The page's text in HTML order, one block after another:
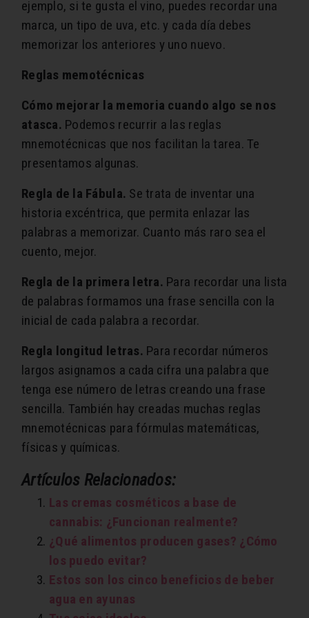
ejemplo, si te gusta el vino, puedes recordar una
marca, un tipo de uva, etc. y cada día debes
memorizar los anteriores y uno nuevo.
Reglas memotécnicas
Cómo mejorar la memoria cuando algo se nos
atasca. Podemos recurrir a las reglas
mnemotécnicas que nos facilitan la tarea. Te
presentamos algunas.
Regla de la Fábula. Se trata de inventar una
historia excéntrica, que permita enlazar las
palabras a memorizar. Cuanto más raro sea el
cuento, mejor.
Regla de la primera letra. Para recordar una lista
de palabras formamos una frase sencilla con la
inicial de cada palabra a recordar.
Regla longitud letras. Para recordar números
largos asignamos a cada cifra una palabra que
tenga ese número de letras creando una frase
sencilla. También hay creadas muchas reglas
mnemotécnicas para fórmulas matemáticas,
físicas y químicas.
Artículos Relacionados:
Las cremas cosméticos a base de
cannabis: ¿Funcionan realmente?
¿Qué alimentos producen gases? ¿Cómo
los puedo evitar?
Estos son los cinco beneficios de beber
agua en ayunas